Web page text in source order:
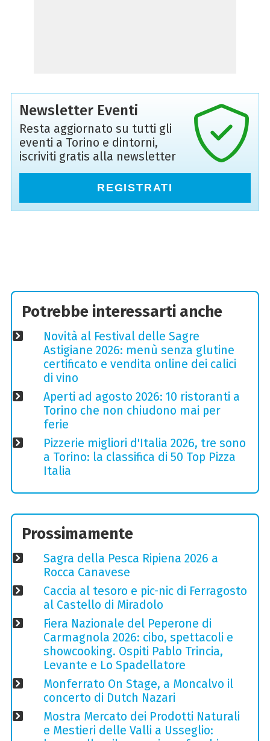
Newsletter Eventi
Resta aggiornato su tutti gli
eventi a Torino e dintorni,
iscriviti gratis alla newsletter
REGISTRATI
Potrebbe interessarti anche
Novità al Festival delle Sagre
Astigiane 2026: menù senza glutine
certificato e vendita online dei calici
di vino
Aperti ad agosto 2026: 10 ristoranti a
Torino che non chiudono mai per
ferie
Pizzerie migliori d'Italia 2026, tre sono
a Torino: la classifica di 50 Top Pizza
Italia
Prossimamente
Sagra della Pesca Ripiena 2026 a
Rocca Canavese
Caccia al tesoro e pic-nic di Ferragosto
al Castello di Miradolo
Fiera Nazionale del Peperone di
Carmagnola 2026: cibo, spettacoli e
showcooking. Ospiti Pablo Trincia,
Levante e Lo Spadellatore
Monferrato On Stage, a Moncalvo il
concerto di Dutch Nazari
Mostra Mercato dei Prodotti Naturali
e Mestieri delle Valli a Usseglio: